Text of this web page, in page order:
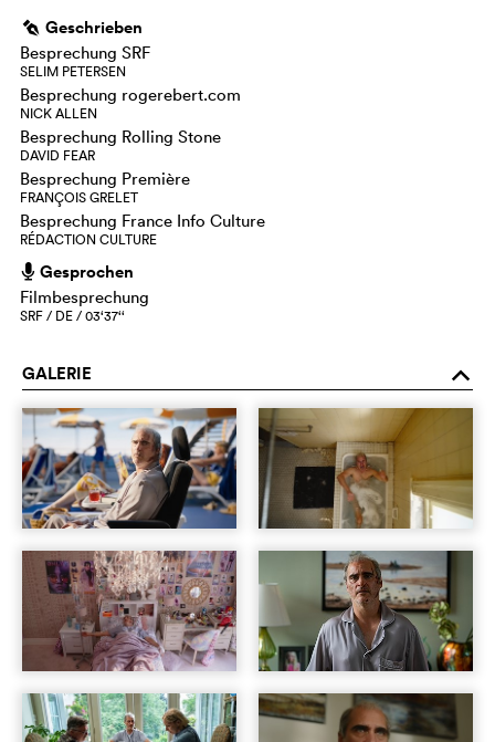
g Geschrieben
Besprechung SRF
SELIM PETERSEN
Besprechung rogerebert.com
NICK ALLEN
Besprechung Rolling Stone
DAVID FEAR
Besprechung Première
FRANÇOIS GRELET
Besprechung France Info Culture
RÉDACTION CULTURE
h Gesprochen
Filmbesprechung
SRF / DE / 03‘37‘‘
GALERIE o